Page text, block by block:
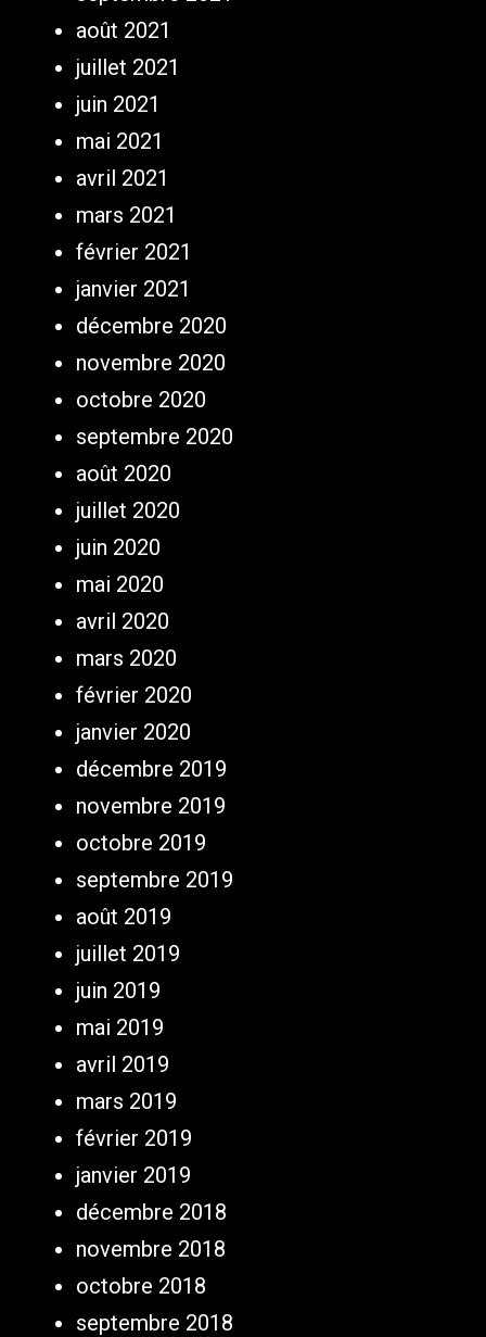
août 2021
juillet 2021
juin 2021
mai 2021
avril 2021
mars 2021
février 2021
janvier 2021
décembre 2020
novembre 2020
octobre 2020
septembre 2020
août 2020
juillet 2020
juin 2020
mai 2020
avril 2020
mars 2020
février 2020
janvier 2020
décembre 2019
novembre 2019
octobre 2019
septembre 2019
août 2019
juillet 2019
juin 2019
mai 2019
avril 2019
mars 2019
février 2019
janvier 2019
décembre 2018
novembre 2018
octobre 2018
septembre 2018